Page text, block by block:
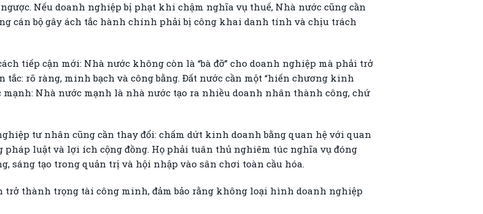
Nếu doanh nghiệp bị phạt khi chậm nghĩa vụ thuế, Nhà nước cũng cần
cán bộ gây ách tắc hành chính phải bị công khai danh tính và chịu trách
tiếp cận mới: Nhà nước không còn là “bà đỡ” cho doanh nghiệp mà phải trở
rõ ràng, minh bạch và công bằng. Đất nước cần một “hiến chương kinh
Nhà nước mạnh là nhà nước tạo ra nhiều doanh nhân thành công, chứ
tư nhân cũng cần thay đổi: chấm dứt kinh doanh bằng quan hệ với quan
luật và lợi ích cộng đồng. Họ phải tuân thủ nghiêm túc nghĩa vụ đóng
sáng tạo trong quản trị và hội nhập vào sân chơi toàn cầu hóa.
trở thành trọng tài công minh, đảm bảo rằng không loại hình doanh nghiệp